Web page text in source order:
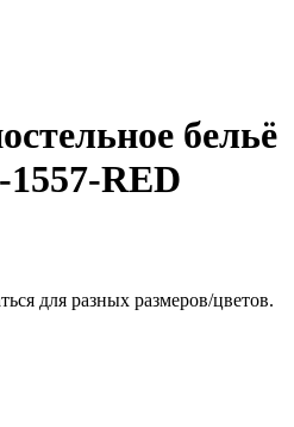
бельё
RED
для разных размеров/цветов.